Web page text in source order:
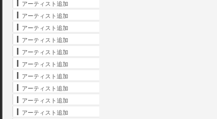
アーティスト追加
アーティスト追加
アーティスト追加
アーティスト追加
アーティスト追加
アーティスト追加
アーティスト追加
アーティスト追加
アーティスト追加
アーティスト追加